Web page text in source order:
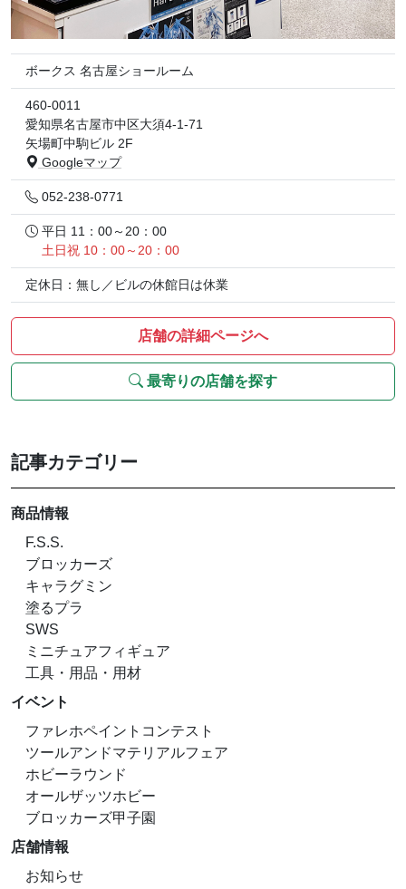
ボークス 名古屋ショールーム
460-0011
愛知県名古屋市中区大須4-1-71
矢場町中駒ビル 2F
Googleマップ
052-238-0771
平日 11：00～20：00
土日祝 10：00～20：00
定休日：無し／ビルの休館日は休業
店舗の詳細ページへ
最寄りの店舗を探す
記事カテゴリー
商品情報
F.S.S.
ブロッカーズ
キャラグミン
塗るプラ
SWS
ミニチュアフィギュア
工具・用品・用材
イベント
ファレホペイントコンテスト
ツールアンドマテリアルフェア
ホビーラウンド
オールザッツホビー
ブロッカーズ甲子園
店舗情報
お知らせ